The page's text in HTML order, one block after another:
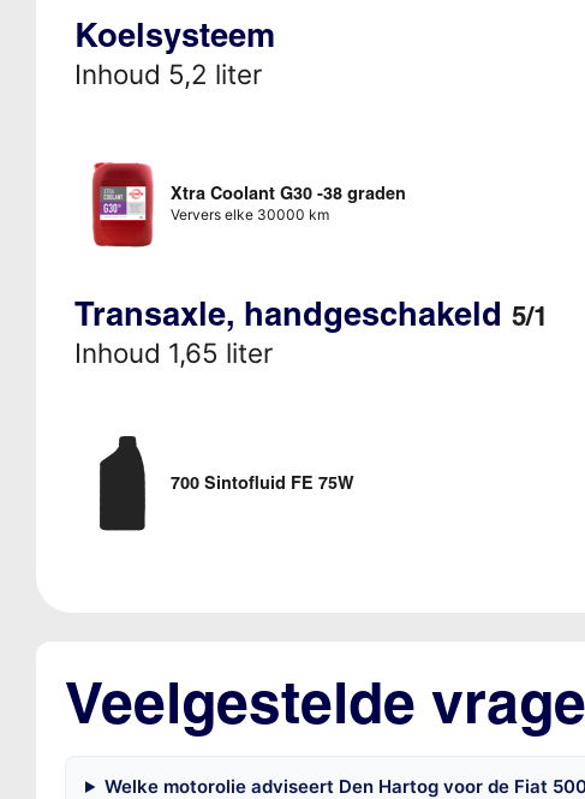
Koelsysteem
Inhoud 5,2 liter
Xtra Coolant G30 -38 graden
Ververs elke 30000 km
Transaxle, handgeschakeld 5/1
Inhoud 1,65 liter
700 Sintofluid FE 75W
Veelgestelde
Welke motorolie adviseert Den Hartog voor de Fiat